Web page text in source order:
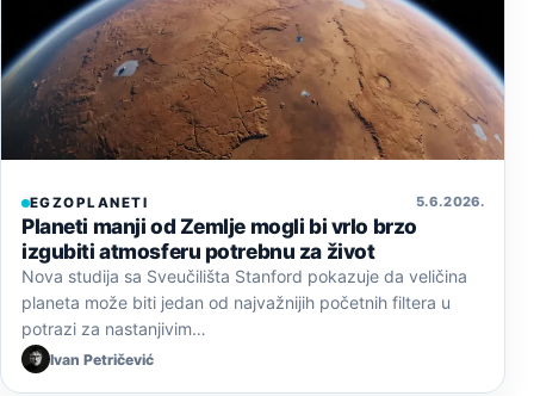
EGZOPLANETI 5. 6. 2026.
Planeti manji od Zemlje mogli bi vrlo brzo
izgubiti atmosferu potrebnu za život
Nova studija sa Sveučilišta Stanford pokazuje da veličina
planeta može biti jedan od najvažnijih početnih filtera u
potrazi za nastanjivim…
Ivan Petričević